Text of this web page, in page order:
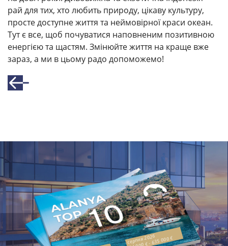
рай для тих, хто любить природу, цікаву культуру,
просте доступне життя та неймовірної краси океан.
Тут є все, щоб почуватися наповненим позитивною
енергією та щастям. Змінюйте життя на краще вже
зараз, а ми в цьому радо допоможемо!
серпня 2026